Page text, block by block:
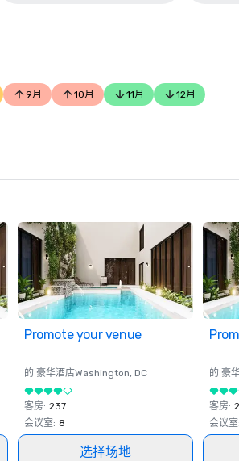
9月 10月 11月 12月
Promote your venue
的 豪华酒店Washington, DC
客房: 237
会议室: 8
选择场地
的 豪
客房:
会议室